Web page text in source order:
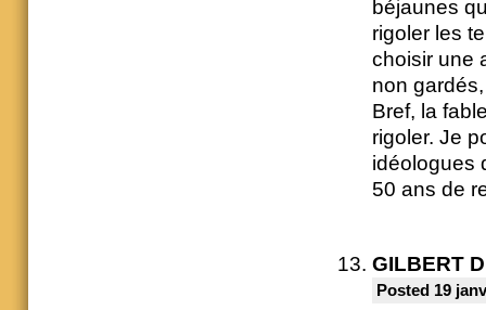
béjaunes
rigoler les
choisir une
non
Bref, la
rigoler. Je
idéologues
50 ans de
GILBERT
Posted 19